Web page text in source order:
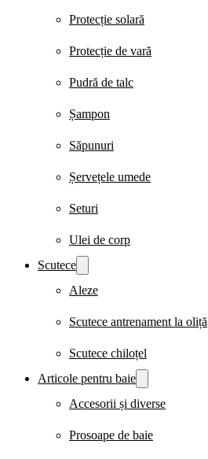
Protecție solară
Protecție de vară
Pudră de talc
Șampon
Săpunuri
Șervețele umede
Seturi
Ulei de corp
Scutece
Aleze
Scutece antrenament la oliță
Scutece chiloțel
Articole pentru baie
Accesorii și diverse
Prosoape de baie